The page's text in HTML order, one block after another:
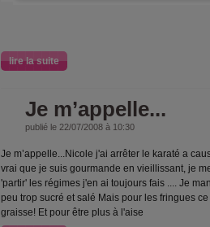
lire la suite
Je m’appelle...
publié le 22/07/2008 à 10:30
Je m’appelle...Nicole j'ai arrêter le karaté a
vrai que je suis gourmande en vieillissant, je
'partir' les régimes j'en ai toujours fais .... Je
peu trop sucré et salé Mais pour les fringues
graisse! Et pour être plus à l'aise